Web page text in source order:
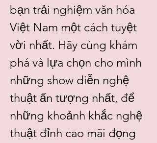
bạn trải nghiệm văn hóa
Việt Nam một cách tuyệt
vời nhất. Hãy cùng khám
phá và lựa chọn cho mình
những show diễn nghệ
thuật ấn tượng nhất, để
những khoảnh khắc nghệ
thuật đỉnh cao mãi đọng